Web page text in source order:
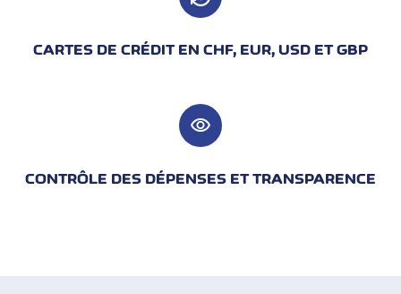
CARTES DE CRÉDIT EN CHF, EUR, USD ET GBP
visibility
CONTRÔLE DES DÉPENSES ET TRANSPARENCE